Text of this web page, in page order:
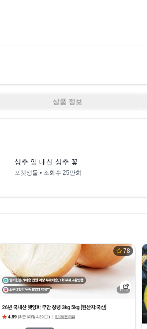
상품 정보
상추 잎 대신 상추 꽃
포켓생물 • 조회수 25만회
78